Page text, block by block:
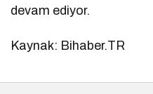
devam ediyor.
Kaynak: Bihaber.TR